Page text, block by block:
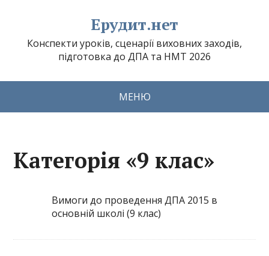
Ерудит.нет
Конспекти уроків, сценарії виховних заходів,
підготовка до ДПА та НМТ 2026
МЕНЮ
Категорія «9 клас»
Вимоги до проведення ДПА 2015 в
основній школі (9 клас)